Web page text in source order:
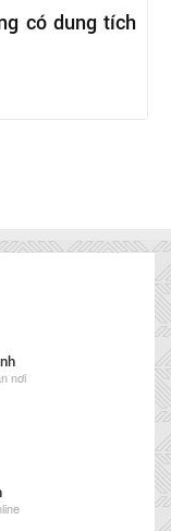
có dung tích
nơi